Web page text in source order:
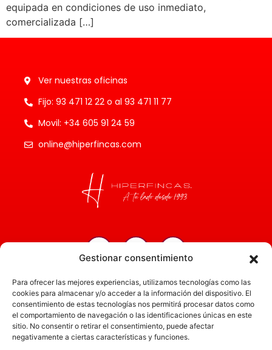
Gestionar consentimiento
Para ofrecer las mejores experiencias, utilizamos tecnologías como las
cookies para almacenar y/o acceder a la información del dispositivo. El
consentimiento de estas tecnologías nos permitirá procesar datos como
el comportamiento de navegación o las identificaciones únicas en este
sitio. No consentir o retirar el consentimiento, puede afectar
negativamente a ciertas características y funciones.
equipada en condiciones de uso inmediato,
comercializada […]
Ver nuestras oficinas
Fijo: 93 471 12 22 o al 93 471 11 77
Movil: +34 605 91 24 59
online@hiperfincas.com
Servicios
Administración
Actualidad